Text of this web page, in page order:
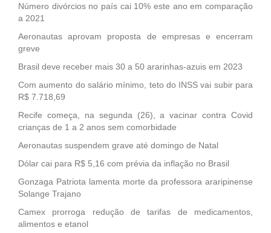
Número divórcios no país cai 10% este ano em comparação
a 2021
Aeronautas aprovam proposta de empresas e encerram
greve
Brasil deve receber mais 30 a 50 ararinhas-azuis em 2023
Com aumento do salário mínimo, teto do INSS vai subir para
R$ 7.718,69
Recife começa, na segunda (26), a vacinar contra Covid
crianças de 1 a 2 anos sem comorbidade
Aeronautas suspendem grave até domingo de Natal
Dólar cai para R$ 5,16 com prévia da inflação no Brasil
Gonzaga Patriota lamenta morte da professora araripinense
Solange Trajano
Camex prorroga redução de tarifas de medicamentos,
alimentos e etanol